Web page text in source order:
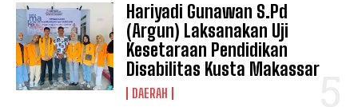
Hariyadi Gunawan S.Pd
(Argun) Laksanakan Uji
Kesetaraan Pendidikan
Disabilitas Kusta Makassar
DAERAH